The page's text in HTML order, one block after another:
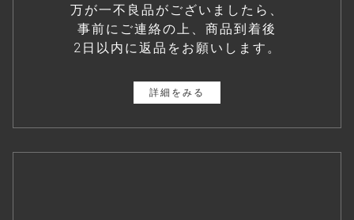
万が一不良品がございましたら、
事前にご連絡の上、商品到着後
2日以内に返品をお願いします。
詳細をみる